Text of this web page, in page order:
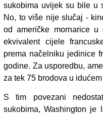
sukobima uvijek su bile u
No, to više nije slučaj -
od američke mornarice
ekvivalent cijele
prema načelniku jedinice
godine. Za usporedbu,
za tek 75 brodova u
S tim povezani
sukobima, Washington je